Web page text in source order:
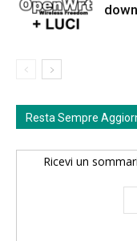
Resta Sempre
Ricevi un